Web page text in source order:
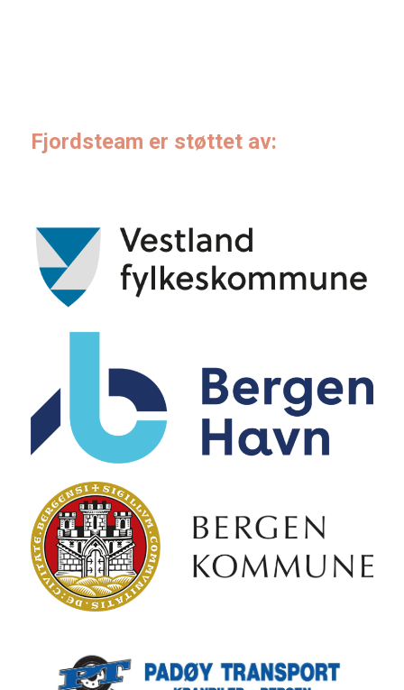
Fjordsteam er støttet av: